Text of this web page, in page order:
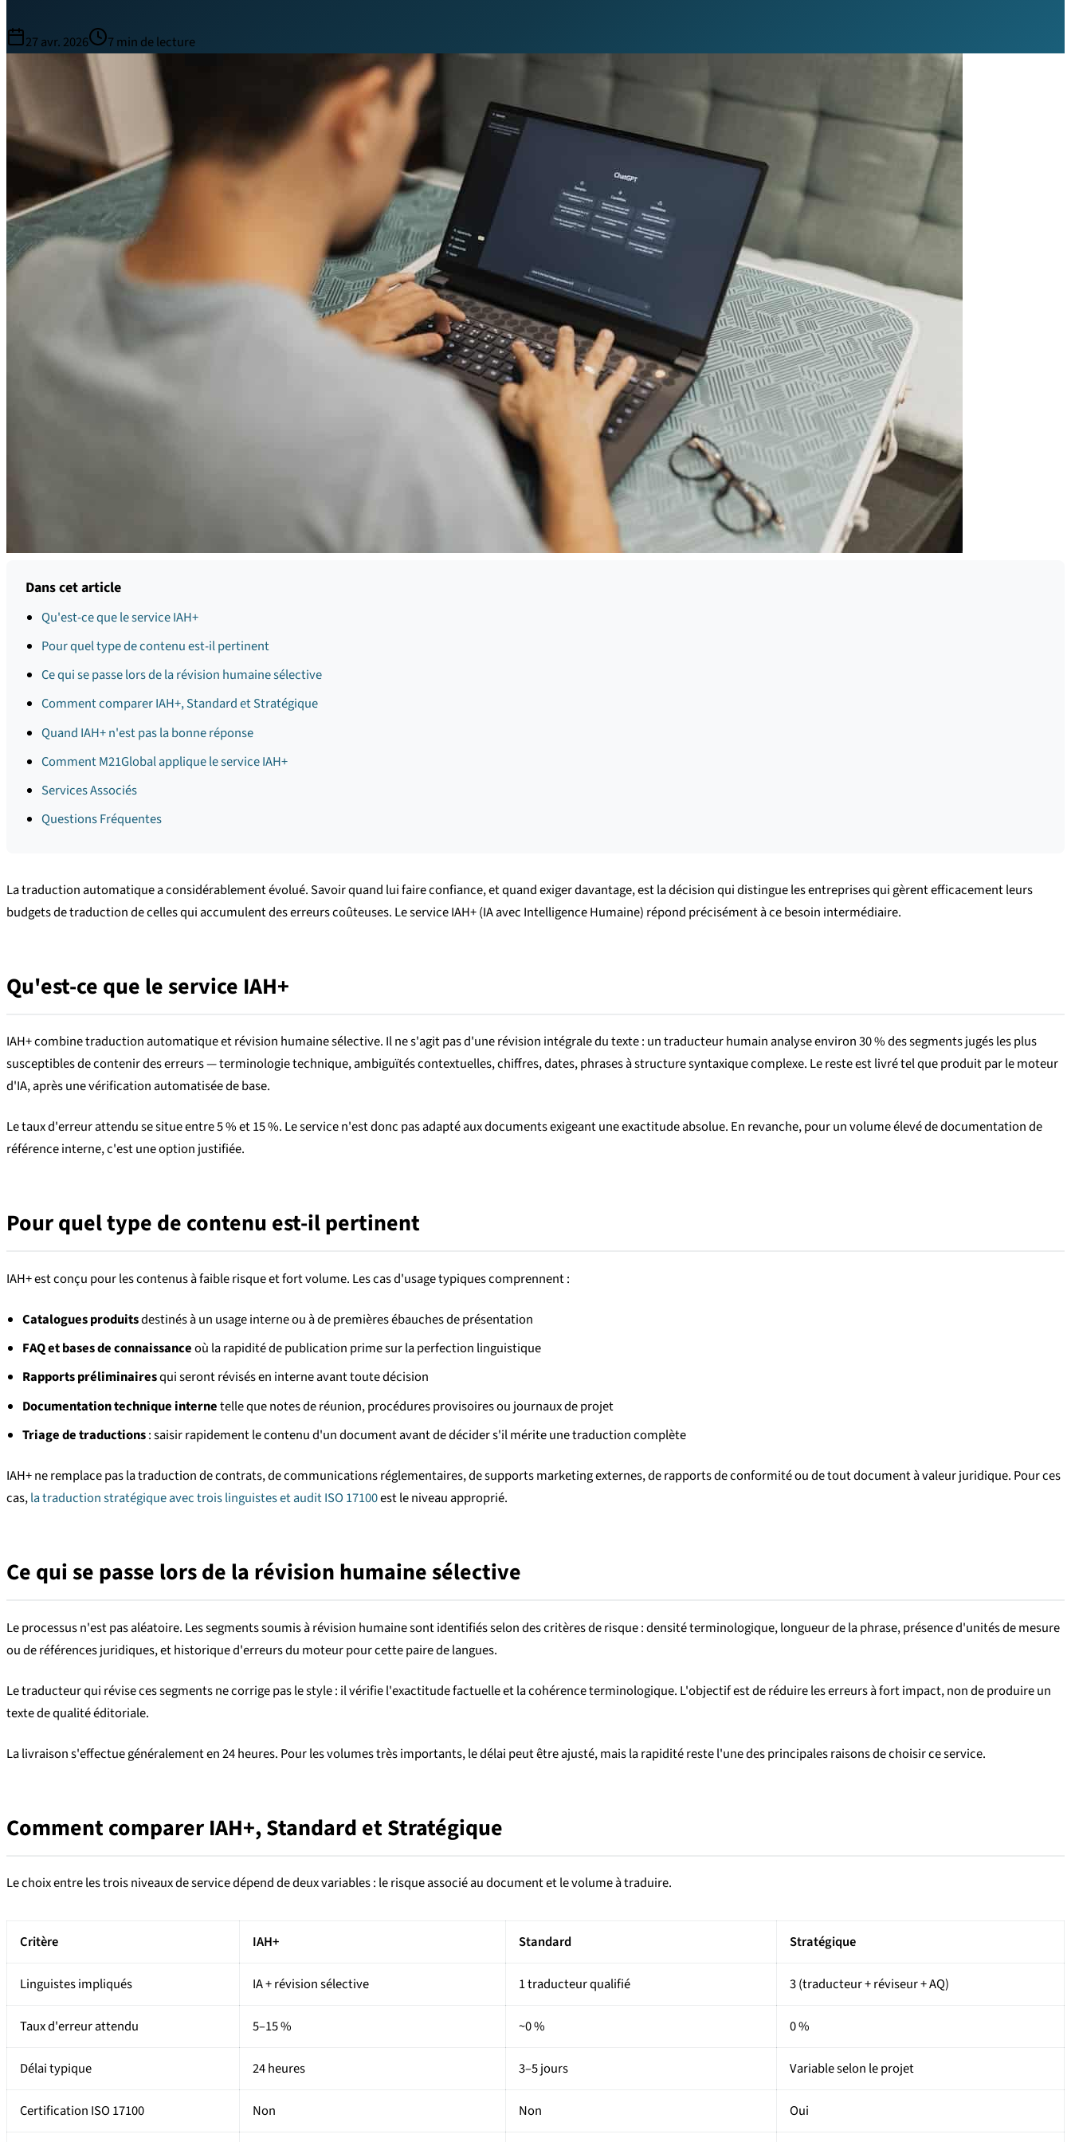
27 avr. 2026 7 min de lecture
Dans cet article
Qu'est-ce que le service IAH+
Pour quel type de contenu est-il pertinent
Ce qui se passe lors de la révision humaine sélective
Comment comparer IAH+, Standard et Stratégique
Quand IAH+ n'est pas la bonne réponse
Comment M21Global applique le service IAH+
Services Associés
Questions Fréquentes
La traduction automatique a considérablement évolué. Savoir quand lui faire confiance, et quand exiger davantage, est la décision qui distingue les entreprises qui gèrent efficacement leurs
budgets de traduction de celles qui accumulent des erreurs coûteuses. Le service IAH+ (IA avec Intelligence Humaine) répond précisément à ce besoin intermédiaire.
Qu'est-ce que le service IAH+
IAH+ combine traduction automatique et révision humaine sélective. Il ne s'agit pas d'une révision intégrale du texte : un traducteur humain analyse environ 30 % des segments jugés les plus
susceptibles de contenir des erreurs — terminologie technique, ambiguïtés contextuelles, chiffres, dates, phrases à structure syntaxique complexe. Le reste est livré tel que produit par le moteur
d'IA, après une vérification automatisée de base.
Le taux d'erreur attendu se situe entre 5 % et 15 %. Le service n'est donc pas adapté aux documents exigeant une exactitude absolue. En revanche, pour un volume élevé de documentation de
référence interne, c'est une option justifiée.
Pour quel type de contenu est-il pertinent
IAH+ est conçu pour les contenus à faible risque et fort volume. Les cas d'usage typiques comprennent :
Catalogues produitsdestinés à un usage interne ou à de premières ébauches de présentation
FAQ et bases de connaissanceoù la rapidité de publication prime sur la perfection linguistique
Rapports préliminairesqui seront révisés en interne avant toute décision
Documentation technique internetelle que notes de réunion, procédures provisoires ou journaux de projet
Triage de traductions: saisir rapidement le contenu d'un document avant de décider s'il mérite une traduction complète
IAH+ ne remplace pas la traduction de contrats, de communications réglementaires, de supports marketing externes, de rapports de conformité ou de tout document à valeur juridique. Pour ces
cas,la traduction stratégique avec trois linguistes et audit ISO 17100est le niveau approprié.
Ce qui se passe lors de la révision humaine sélective
Le processus n'est pas aléatoire. Les segments soumis à révision humaine sont identifiés selon des critères de risque : densité terminologique, longueur de la phrase, présence d'unités de mesure
ou de références juridiques, et historique d'erreurs du moteur pour cette paire de langues.
Le traducteur qui révise ces segments ne corrige pas le style : il vérifie l'exactitude factuelle et la cohérence terminologique. L'objectif est de réduire les erreurs à fort impact, non de produire un
texte de qualité éditoriale.
La livraison s'effectue généralement en 24 heures. Pour les volumes très importants, le délai peut être ajusté, mais la rapidité reste l'une des principales raisons de choisir ce service.
Comment comparer IAH+, Standard et Stratégique
Le choix entre les trois niveaux de service dépend de deux variables : le risque associé au document et le volume à traduire.
Critère IAH+ Standard Stratégique
Linguistes impliqués IA + révision sélective 1 traducteur qualifié 3 (traducteur + réviseur + AQ)
Taux d'erreur attendu 5–15 % ~0 % 0 %
Délai typique 24 heures 3–5 jours Variable selon le projet
Certification ISO 17100 Non Non Oui